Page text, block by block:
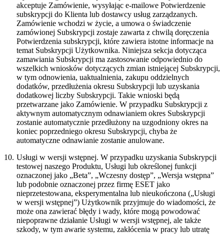
akceptuje Zamówienie, wysyłając e-mailowe Potwierdzenie
subskrypcji do Klienta lub dostawcy usług zarządzanych.
Zamówienie wchodzi w życie, a umowa o świadczenie
zamówionej Subskrypcji zostaje zawarta z chwilą doręczenia
Potwierdzenia subskrypcji, które zawiera istotne informacje na
temat Subskrypcji Użytkownika. Niniejsza sekcja dotycząca
zamawiania Subskrypcji ma zastosowanie odpowiednio do
wszelkich wniosków dotyczących zmian istniejącej Subskrypcji,
w tym odnowienia, uaktualnienia, zakupu oddzielnych
dodatków, przedłużenia okresu Subskrypcji lub uzyskania
dodatkowej liczby Subskrypcji. Takie wnioski będą
przetwarzane jako Zamówienie. W przypadku Subskrypcji z
aktywnym automatycznym odnawianiem okres Subskrypcji
zostanie automatycznie przedłużony na uzgodniony okres na
koniec poprzedniego okresu Subskrypcji, chyba że
automatyczne odnawianie zostanie anulowane.
10. Usługi w wersji wstępnej. W przypadku uzyskania Subskrypcji
testowej naszego Produktu, Usługi lub określonej funkcji
oznaczonej jako „Beta”, „Wczesny dostęp”, „Wersja wstępna”
lub podobnie oznaczonej przez firmę ESET jako
nieprzetestowana, eksperymentalna lub nieukończona („Usługi
w wersji wstępnej”) Użytkownik przyjmuje do wiadomości, że
może ona zawierać błędy i wady, które mogą powodować
niepoprawne działanie Usługi w wersji wstępnej, ale także
szkody, w tym awarie systemu, zakłócenia w pracy lub utratę